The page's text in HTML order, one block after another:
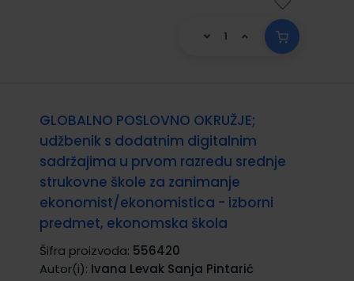
GLOBALNO POSLOVNO OKRUŽJE;
udžbenik s dodatnim digitalnim
sadržajima u prvom razredu srednje
strukovne škole za zanimanje
ekonomist/ekonomistica - izborni
predmet, ekonomska škola
Šifra proizvoda: 556420
Autor(i): Ivana Levak Sanja Pintarić